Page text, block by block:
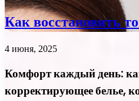
Как восстановить
4 июня, 2025
Комфорт каждый день:
корректирующее белье,